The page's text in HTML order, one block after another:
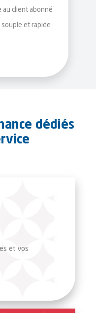
client abonné
et rapide
dédiés
et vos